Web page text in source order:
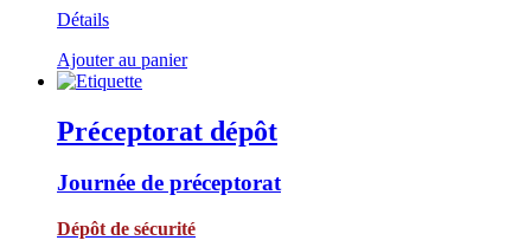
Détails
Ajouter au panier
Préceptorat dépôt
Journée de préceptorat
Dépôt de sécurité